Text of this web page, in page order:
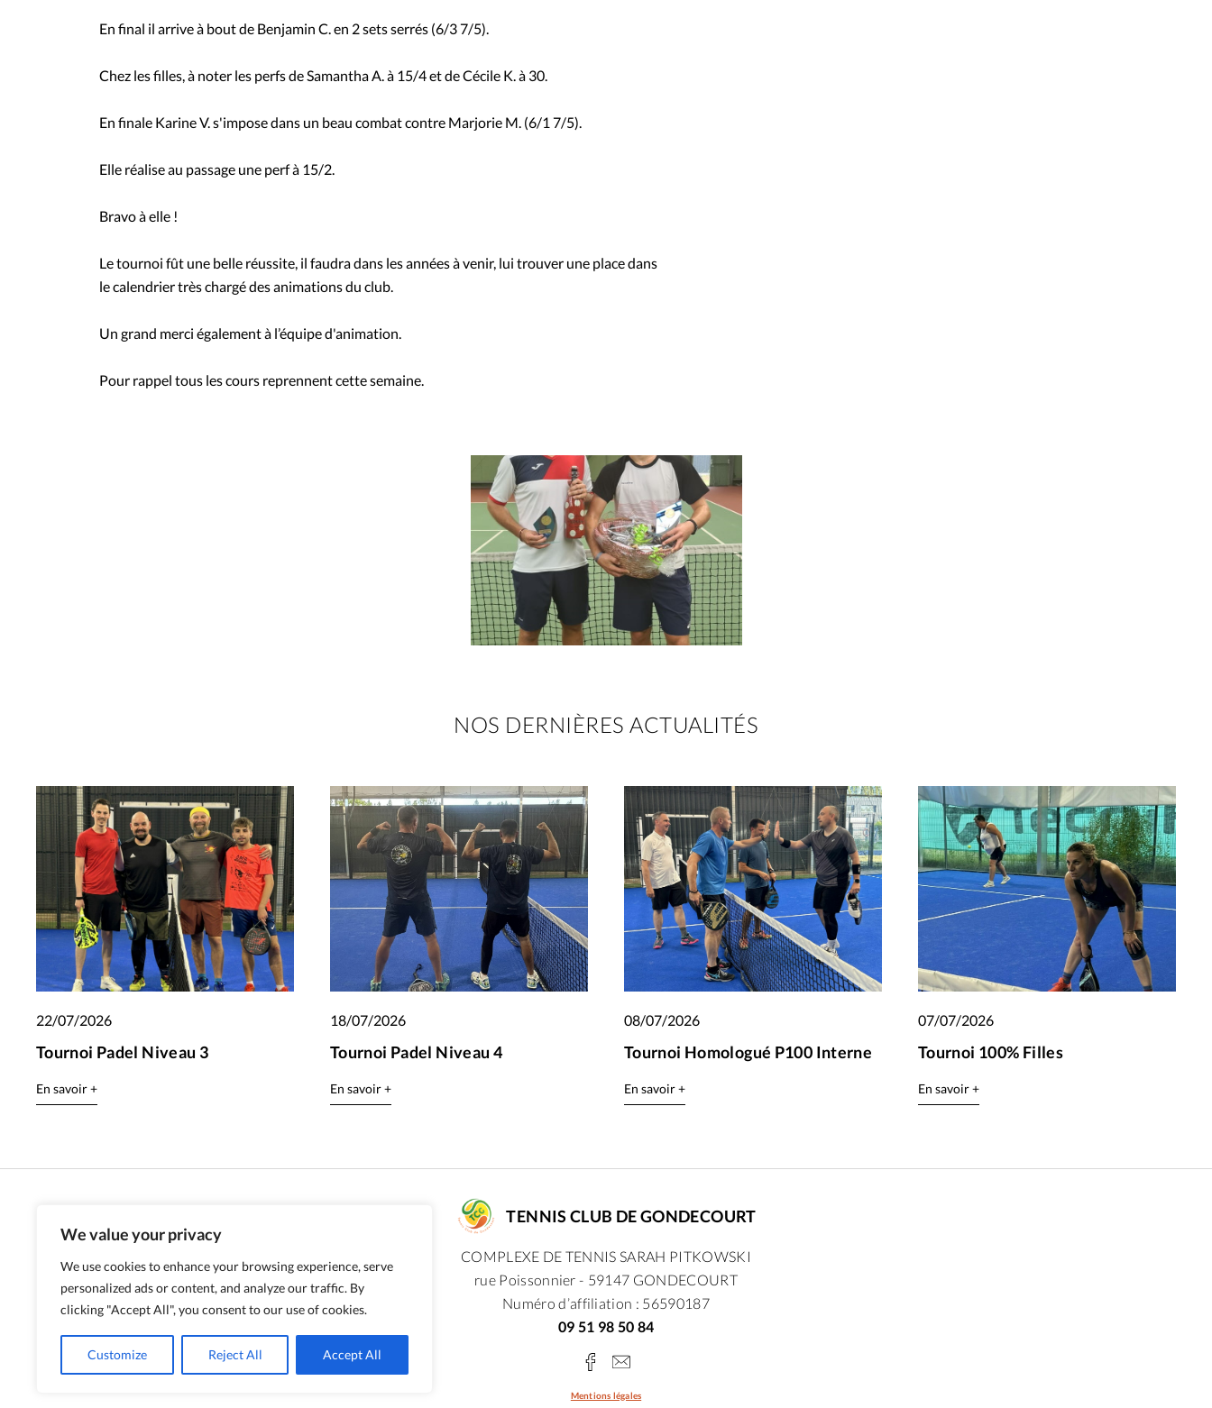
We value your privacy
We use cookies to enhance your browsing experience, serve
personalized ads or content, and analyze our traffic. By
clicking "Accept All", you consent to our use of cookies.
Customize Reject All Accept All
En final il arrive à bout de Benjamin C. en 2 sets serrés (6/3 7/5).
Chez les filles, à noter les perfs de Samantha A. à 15/4 et de Cécile K. à 30.
En finale Karine V. s'impose dans un beau combat contre Marjorie M. (6/1 7/5).
Elle réalise au passage une perf à 15/2.
Bravo à elle !
Le tournoi fût une belle réussite, il faudra dans les années à venir, lui trouver une place dans
le calendrier très chargé des animations du club.
Un grand merci également à l’équipe d'animation.
Pour rappel tous les cours reprennent cette semaine.
NOS DERNIÈRES ACTUALITÉS
22/07/2026
Tournoi Padel Niveau 3
En savoir +
18/07/2026
Tournoi Padel Niveau 4
En savoir +
08/07/2026
Tournoi Homologué P100 Interne
En savoir +
07/07/2026
Tournoi 100% Filles
En savoir +
TENNIS CLUB DE GONDECOURT
COMPLEXE DE TENNIS SARAH PITKOWSKI
rue Poissonnier - 59147 GONDECOURT
Numéro d’affiliation : 56590187
09 51 98 50 84
Mentions légales